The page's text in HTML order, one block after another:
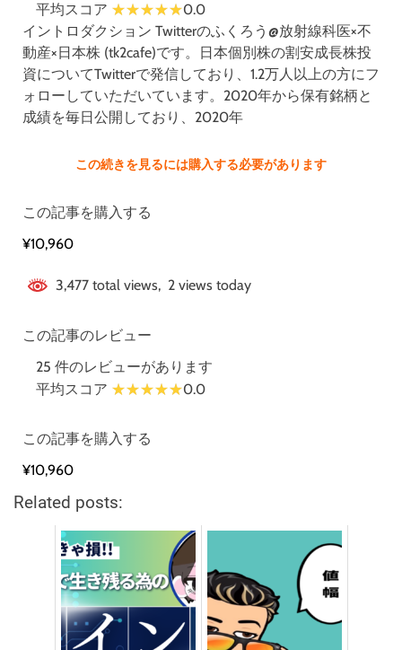
平均スコア
0.0
イントロダクション Twitterのふくろう@放射線科医×不
動産×日本株 (tk2cafe)です。日本個別株の割安成長株投
資についてTwitterで発信しており、1.2万人以上の方にフ
ォローしていただいています。2020年から保有銘柄と
成績を毎日公開しており、2020年
この続きを見るには購入する必要があります
この記事を購入する
¥10,960
3,477 total views, 2 views today
この記事のレビュー
25 件のレビューがあります
平均スコア
0.0
この記事を購入する
¥10,960
Related posts: